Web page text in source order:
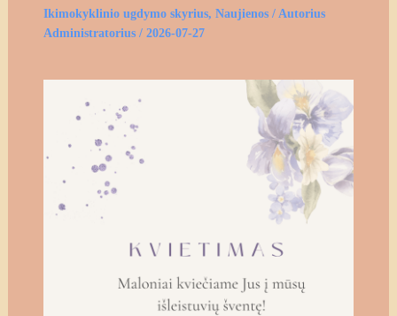
Ikimokyklinio ugdymo skyrius, Naujienos/ Autorius
Administratorius / 2026-07-27